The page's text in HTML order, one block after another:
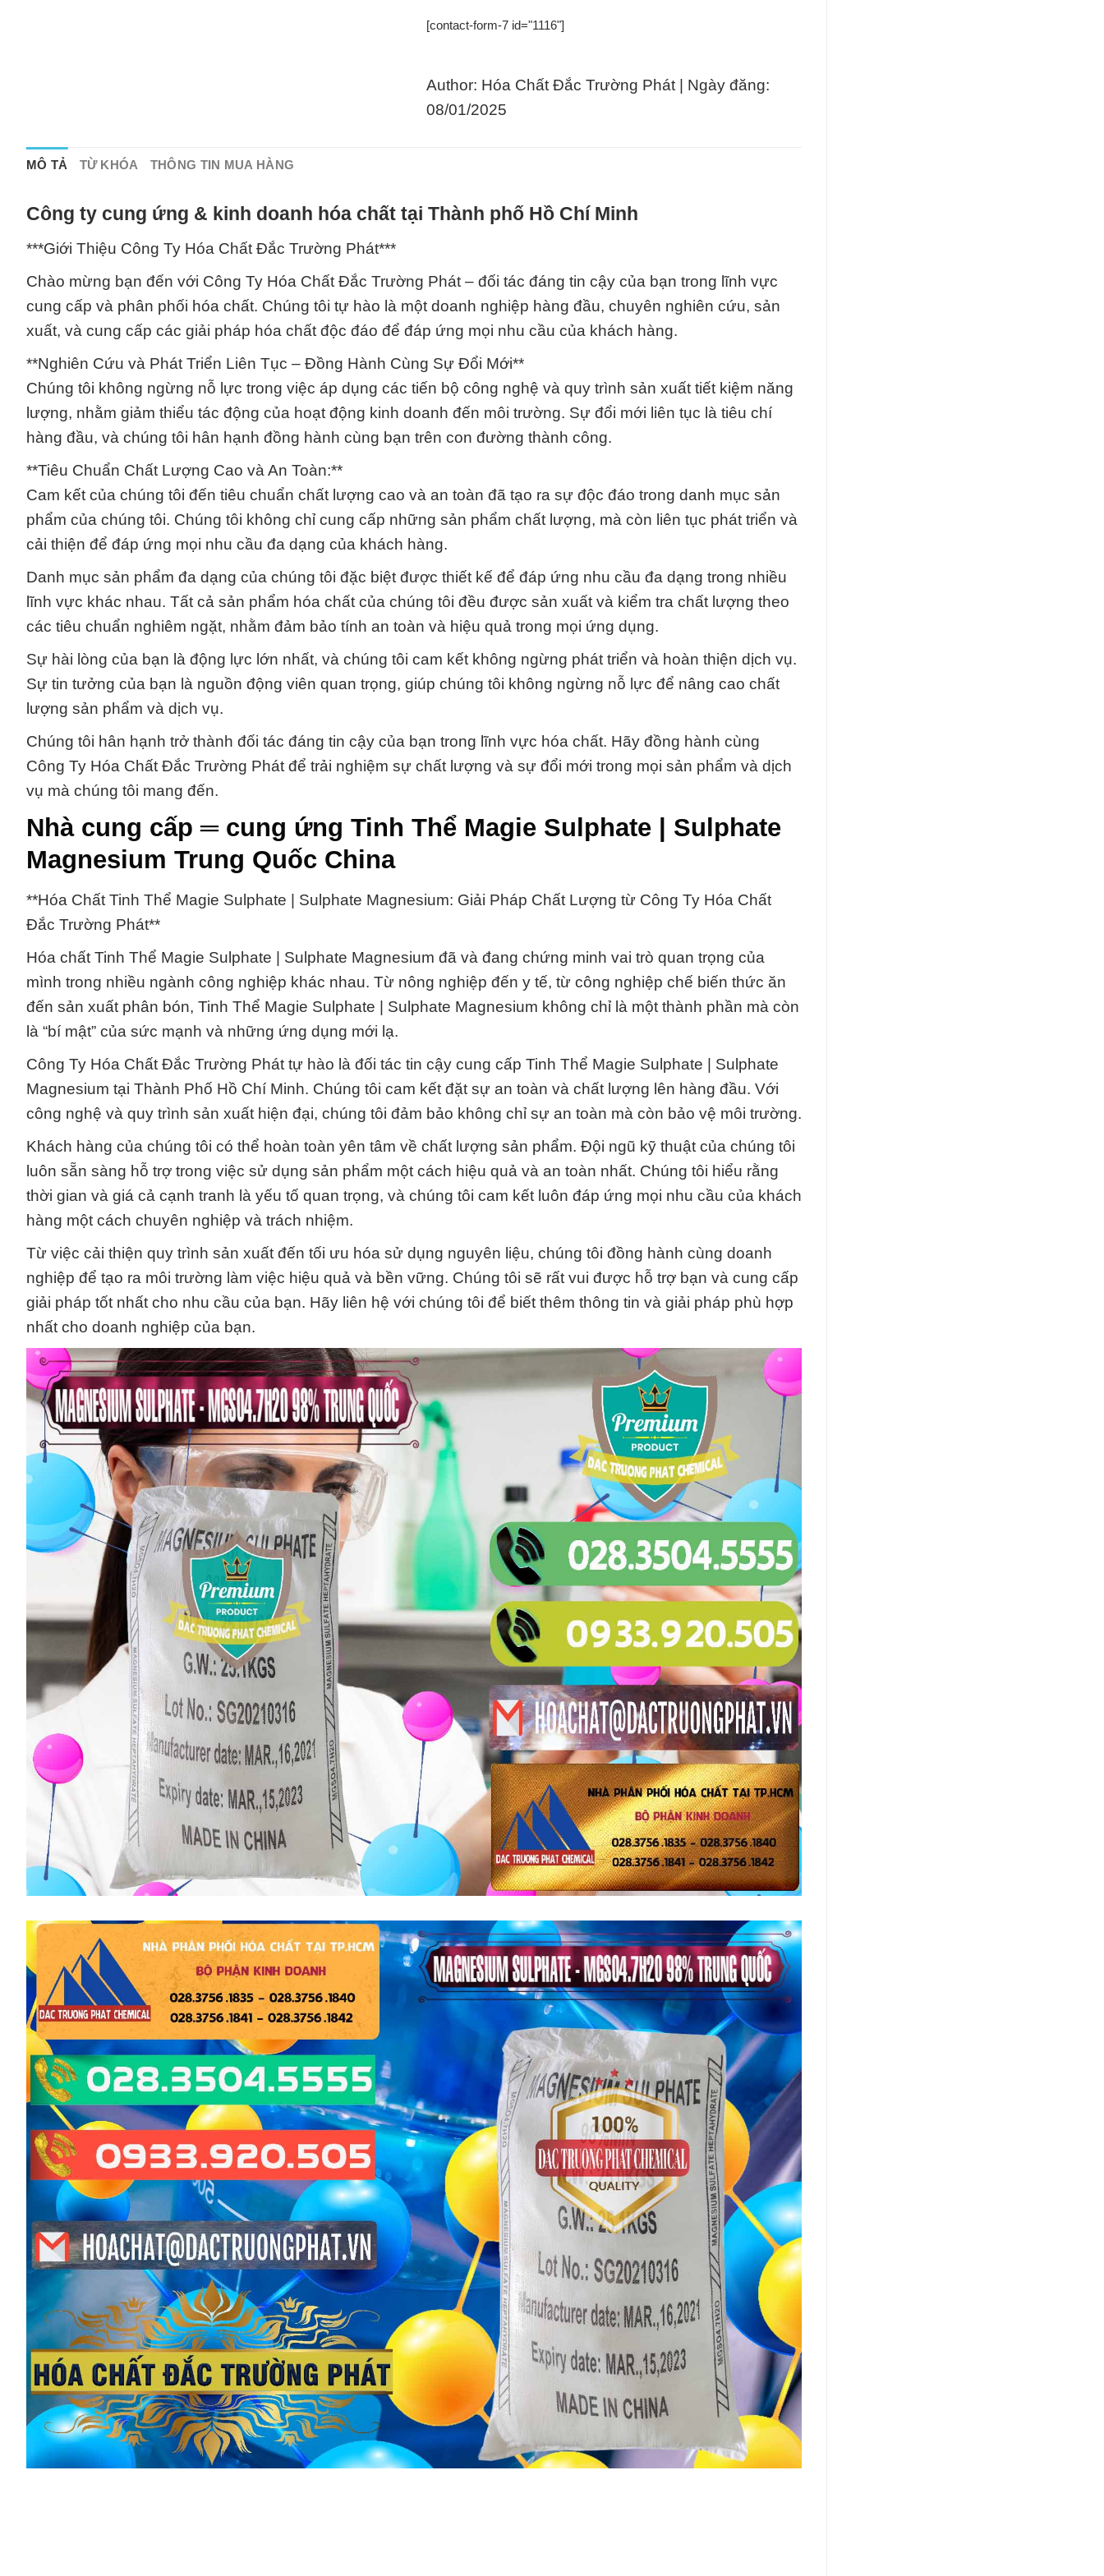
[contact-form-7 id="1116"]
Author: Hóa Chất Đắc Trường Phát | Ngày đăng:
08/01/2025
MÔ TẢ TỪ KHÓA THÔNG TIN MUA HÀNG
Công ty cung ứng & kinh doanh hóa chất tại Thành phố Hồ Chí Minh
***Giới Thiệu Công Ty Hóa Chất Đắc Trường Phát***
Chào mừng bạn đến với Công Ty Hóa Chất Đắc Trường Phát – đối tác đáng tin cậy của bạn trong lĩnh vực
cung cấp và phân phối hóa chất. Chúng tôi tự hào là một doanh nghiệp hàng đầu, chuyên nghiên cứu, sản
xuất, và cung cấp các giải pháp hóa chất độc đáo để đáp ứng mọi nhu cầu của khách hàng.
**Nghiên Cứu và Phát Triển Liên Tục – Đồng Hành Cùng Sự Đổi Mới**
Chúng tôi không ngừng nỗ lực trong việc áp dụng các tiến bộ công nghệ và quy trình sản xuất tiết kiệm năng
lượng, nhằm giảm thiểu tác động của hoạt động kinh doanh đến môi trường. Sự đổi mới liên tục là tiêu chí
hàng đầu, và chúng tôi hân hạnh đồng hành cùng bạn trên con đường thành công.
**Tiêu Chuẩn Chất Lượng Cao và An Toàn:**
Cam kết của chúng tôi đến tiêu chuẩn chất lượng cao và an toàn đã tạo ra sự độc đáo trong danh mục sản
phẩm của chúng tôi. Chúng tôi không chỉ cung cấp những sản phẩm chất lượng, mà còn liên tục phát triển và
cải thiện để đáp ứng mọi nhu cầu đa dạng của khách hàng.
Danh mục sản phẩm đa dạng của chúng tôi đặc biệt được thiết kế để đáp ứng nhu cầu đa dạng trong nhiều
lĩnh vực khác nhau. Tất cả sản phẩm hóa chất của chúng tôi đều được sản xuất và kiểm tra chất lượng theo
các tiêu chuẩn nghiêm ngặt, nhằm đảm bảo tính an toàn và hiệu quả trong mọi ứng dụng.
Sự hài lòng của bạn là động lực lớn nhất, và chúng tôi cam kết không ngừng phát triển và hoàn thiện dịch vụ.
Sự tin tưởng của bạn là nguồn động viên quan trọng, giúp chúng tôi không ngừng nỗ lực để nâng cao chất
lượng sản phẩm và dịch vụ.
Chúng tôi hân hạnh trở thành đối tác đáng tin cậy của bạn trong lĩnh vực hóa chất. Hãy đồng hành cùng
Công Ty Hóa Chất Đắc Trường Phát để trải nghiệm sự chất lượng và sự đổi mới trong mọi sản phẩm và dịch
vụ mà chúng tôi mang đến.
Nhà cung cấp ═ cung ứng Tinh Thể Magie Sulphate | Sulphate
Magnesium Trung Quốc China
**Hóa Chất Tinh Thể Magie Sulphate | Sulphate Magnesium: Giải Pháp Chất Lượng từ Công Ty Hóa Chất
Đắc Trường Phát**
Hóa chất Tinh Thể Magie Sulphate | Sulphate Magnesium đã và đang chứng minh vai trò quan trọng của
mình trong nhiều ngành công nghiệp khác nhau. Từ nông nghiệp đến y tế, từ công nghiệp chế biến thức ăn
đến sản xuất phân bón, Tinh Thể Magie Sulphate | Sulphate Magnesium không chỉ là một thành phần mà còn
là “bí mật” của sức mạnh và những ứng dụng mới lạ.
Công Ty Hóa Chất Đắc Trường Phát tự hào là đối tác tin cậy cung cấp Tinh Thể Magie Sulphate | Sulphate
Magnesium tại Thành Phố Hồ Chí Minh. Chúng tôi cam kết đặt sự an toàn và chất lượng lên hàng đầu. Với
công nghệ và quy trình sản xuất hiện đại, chúng tôi đảm bảo không chỉ sự an toàn mà còn bảo vệ môi trường.
Khách hàng của chúng tôi có thể hoàn toàn yên tâm về chất lượng sản phẩm. Đội ngũ kỹ thuật của chúng tôi
luôn sẵn sàng hỗ trợ trong việc sử dụng sản phẩm một cách hiệu quả và an toàn nhất. Chúng tôi hiểu rằng
thời gian và giá cả cạnh tranh là yếu tố quan trọng, và chúng tôi cam kết luôn đáp ứng mọi nhu cầu của khách
hàng một cách chuyên nghiệp và trách nhiệm.
Từ việc cải thiện quy trình sản xuất đến tối ưu hóa sử dụng nguyên liệu, chúng tôi đồng hành cùng doanh
nghiệp để tạo ra môi trường làm việc hiệu quả và bền vững. Chúng tôi sẽ rất vui được hỗ trợ bạn và cung cấp
giải pháp tốt nhất cho nhu cầu của bạn. Hãy liên hệ với chúng tôi để biết thêm thông tin và giải pháp phù hợp
nhất cho doanh nghiệp của bạn.